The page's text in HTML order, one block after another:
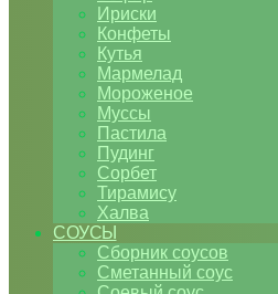
Ириски
Конфеты
Кутья
Мармелад
Мороженое
Муссы
Пастила
Пудинг
Сорбет
Тирамису
Халва
СОУСЫ
Сборник соусов
Сметанный соус